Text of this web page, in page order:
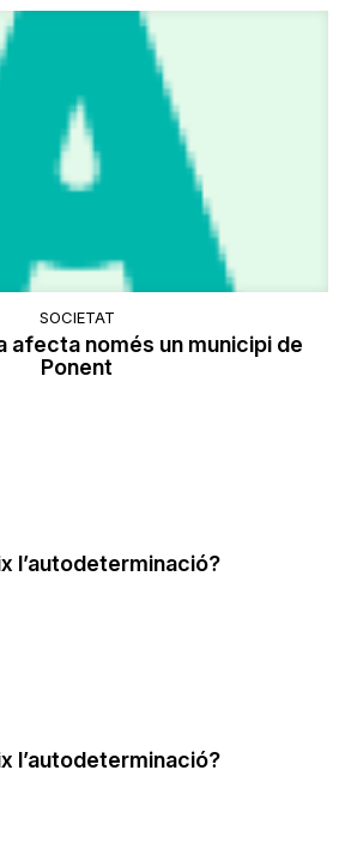
SOCIETAT
afecta només un municipi de
Ponent
l’autodeterminació?
l’autodeterminació?